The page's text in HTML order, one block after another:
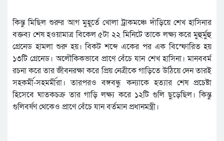
কিন্তু মিছিল শুরুর আগ মুহূর্তে খোলা ট্রাকমঞ্চে দাঁড়িয়ে শেখ হাসিনার
বক্তব্য শেষ হওয়ামাত্র বিকেল ৫টা ২২ মিনিটে তাকে লক্ষ্য করে মুহুর্মুহু
গ্রেনেড হামলা শুরু হয়। বিকট শব্দে একের পর এক বিস্ফোরিত হয়
১৩টি গ্রেনেড। অলৌকিকভাবে প্রাণে বেঁচে যান শেখ হাসিনা। মানববর্ম
রচনা করে তার জীবনরক্ষা করে প্রিয় নেত্রীকে গাড়িতে উঠিয়ে দেন তারই
সহকর্মী-সহমর্মীরা। তারপরও বঙ্গবন্ধু কন্যাকে হত্যার শেষ প্রচেষ্টা
হিসেবে ঘাতকচক্র তার গাড়ি লক্ষ্য করে ১২টি গুলি ছুড়েছিল। কিন্তু
গুলিবর্ষণ থেকেও প্রাণে বেঁচে যান বর্তমান প্রধানমন্ত্রী।